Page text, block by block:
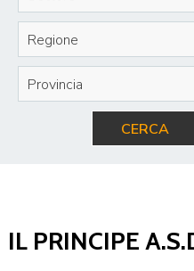
Regione
Provincia
CERCA
IL PRINCIPE